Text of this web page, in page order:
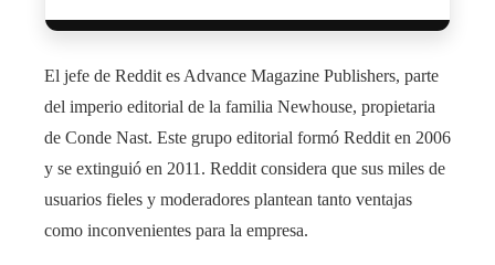
El jefe de Reddit es Advance Magazine Publishers, parte
del imperio editorial de la familia Newhouse, propietaria
de Conde Nast. Este grupo editorial formó Reddit en 2006
y se extinguió en 2011. Reddit considera que sus miles de
usuarios fieles y moderadores plantean tanto ventajas
como inconvenientes para la empresa.